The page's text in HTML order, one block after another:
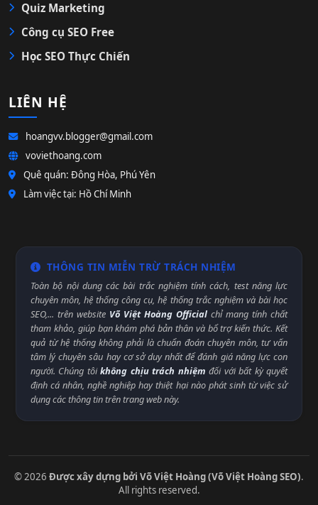
Quiz Marketing
Công cụ SEO Free
Học SEO Thực Chiến
LIÊN HỆ
hoangvv.blogger@gmail.com
voviethoang.com
Quê quán: Đông Hòa, Phú Yên
Làm việc tại: Hồ Chí Minh
THÔNG TIN MIỄN TRỪ TRÁCH NHIỆM
Toàn bộ nội dung các bài trắc nghiệm tính cách, test năng lực
chuyên môn, hệ thống công cụ, hệ thống trắc nghiệm và bài học
SEO,... trên website Võ Việt Hoàng Official chỉ mang tính chất
tham khảo, giúp bạn khám phá bản thân và bổ trợ kiến thức. Kết
quả từ hệ thống không phải là chuẩn đoán chuyên môn, tư vấn
tâm lý chuyên sâu hay cơ sở duy nhất để đánh giá năng lực con
người. Chúng tôikhông chịu trách nhiệm đối với bất kỳ quyết
định cá nhân, nghề nghiệp hay thiệt hại nào phát sinh từ việc sử
dụng các thông tin trên trang web này.
© 2026 Được xây dựng bởi Võ Việt Hoàng (Võ Việt Hoàng SEO).
All rights reserved.